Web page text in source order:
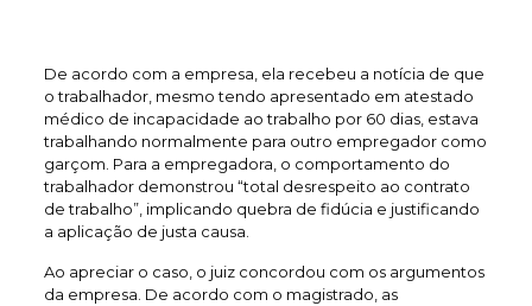
De acordo com a empresa, ela recebeu a notícia de que
o trabalhador, mesmo tendo apresentado em atestado
médico de incapacidade ao trabalho por 60 dias, estava
trabalhando normalmente para outro empregador como
garçom. Para a empregadora, o comportamento do
trabalhador demonstrou “total desrespeito ao contrato
de trabalho”, implicando quebra de fidúcia e justificando
a aplicação de justa causa.
Ao apreciar o caso, o juiz concordou com os argumentos
da empresa. De acordo com o magistrado, as